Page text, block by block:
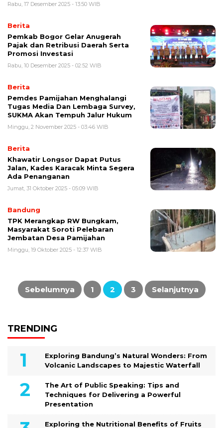
Rabu, 17 Desember 2025 - 13:50 WIB
Berita
Pemkab Bogor Gelar Anugerah
Pajak dan Retribusi Daerah Serta
Promosi Investasi
Rabu, 10 Desember 2025 - 02:52 WIB
Berita
Pemdes Pamijahan Menghalangi
Tugas Media Dan Lembaga Survey,
SUKMA Akan Tempuh Jalur Hukum
Minggu, 2 November 2025 - 03:46 WIB
Berita
Khawatir Longsor Dapat Putus
Jalan, Kades Karacak Minta Segera
Ada Penanganan
Jumat, 31 Oktober 2025 - 05:09 WIB
Bandung
TPK Merangkap RW Bungkam,
Masyarakat Soroti Pelebaran
Jembatan Desa Pamijahan
Minggu, 19 Oktober 2025 - 12:37 WIB
Paginasi
pos
Sebelumnya 1 2 3 Selanjutnya
TRENDING
Exploring Bandung’s Natural Wonders: From
Volcanic Landscapes to Majestic Waterfall
The Art of Public Speaking: Tips and
Techniques for Delivering a Powerful
Presentation
Exploring the Nutritional Benefits of Fruits